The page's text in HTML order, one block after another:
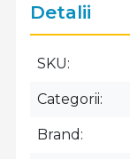
Detalii
SKU
Categorii
Brand